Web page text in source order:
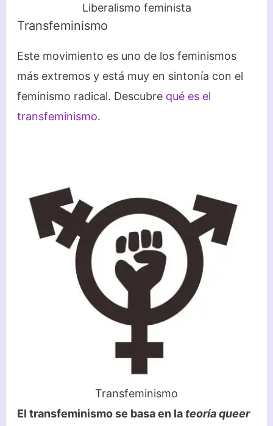
Liberalismo feminista
Transfeminismo
Este movimiento es uno de los feminismos
más extremos y está muy en sintonía con el
feminismo radical. Descubre qué es el
transfeminismo.
Transfeminismo
El transfeminismo se basa en la teoría queer